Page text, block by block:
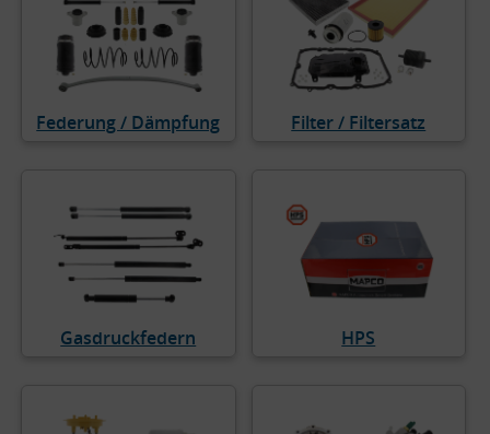
Federung / Dämpfung Filter / Filtersatz
Gasdruckfedern HPS